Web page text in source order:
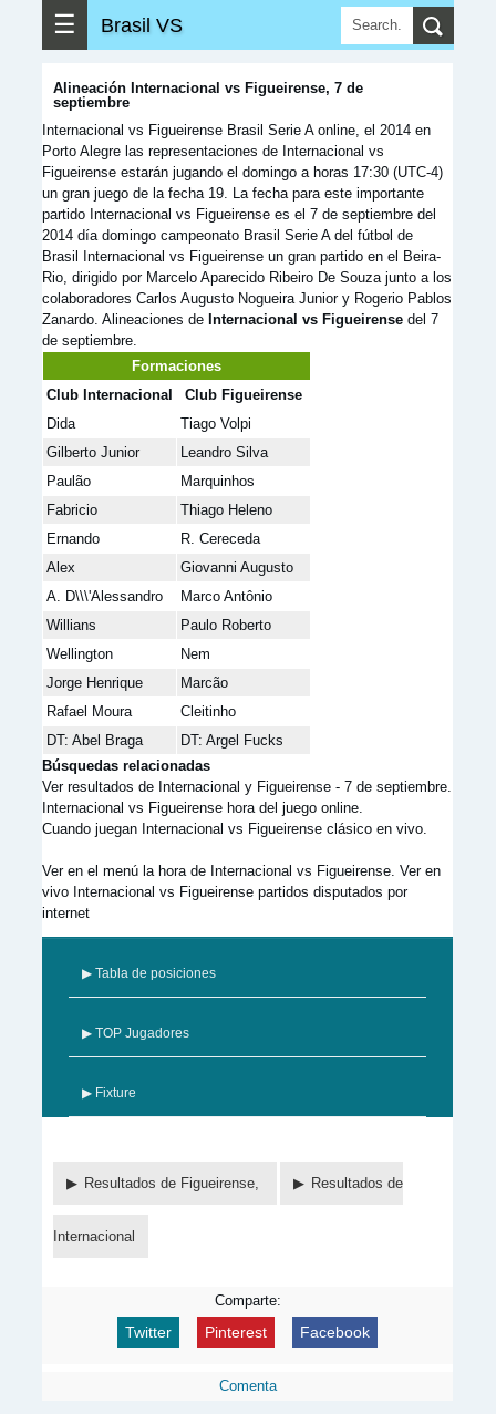
☰ Brasil VS
Alineación Internacional vs Figueirense, 7 de
septiembre
Internacional vs Figueirense Brasil Serie A online, el 2014 en
Porto Alegre las representaciones de Internacional vs
Figueirense estarán jugando el domingo a horas 17:30 (UTC-4)
un gran juego de la fecha 19. La fecha para este importante
partido Internacional vs Figueirense es el 7 de septiembre del
2014 día domingo campeonato Brasil Serie A del fútbol de
Brasil Internacional vs Figueirense un gran partido en el Beira-
Rio, dirigido por Marcelo Aparecido Ribeiro De Souza junto a los
colaboradores Carlos Augusto Nogueira Junior y Rogerio Pablos
Zanardo. Alineaciones de Internacional vs Figueirense del 7
de septiembre.
Formaciones
Club Internacional
Club Figueirense
Dida
Tiago Volpi
Gilberto Junior
Leandro Silva
Paulão
Marquinhos
Fabricio
Thiago Heleno
Ernando
R. Cereceda
Alex
Giovanni Augusto
A. D\\\'Alessandro
Marco Antônio
Willians
Paulo Roberto
Wellington
Nem
Jorge Henrique
Marcão
Rafael Moura
Cleitinho
DT: Abel Braga
DT: Argel Fucks
Búsquedas relacionadas
Ver resultados de Internacional y Figueirense - 7 de septiembre.
Internacional vs Figueirense hora del juego online.
Cuando juegan Internacional vs Figueirense clásico en vivo.
Ver en el menú la hora de Internacional vs Figueirense. Ver en
vivo Internacional vs Figueirense partidos disputados por
internet
▶ Tabla de posiciones
▶ TOP Jugadores
▶ Fixture
Resultados de Figueirense, Resultados de
Internacional
Comparte:
Twitter Pinterest Facebook
Comenta